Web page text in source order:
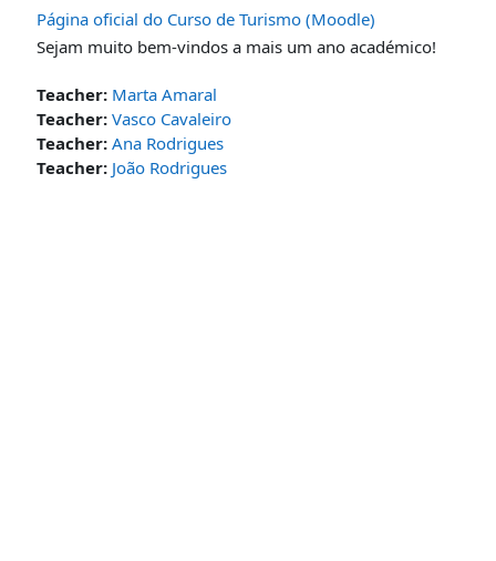
Página oficial do Curso de Turismo (Moodle)
Sejam muito bem-vindos a mais um ano académico!
Teacher: Marta Amaral
Teacher: Vasco Cavaleiro
Teacher: Ana Rodrigues
Teacher: João Rodrigues